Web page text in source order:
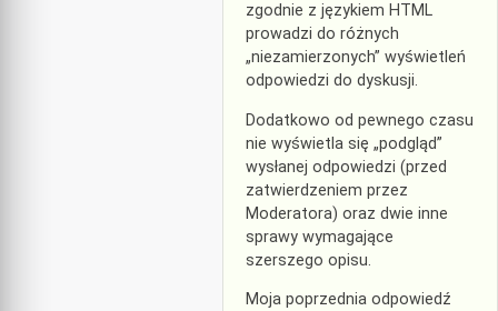
zgodnie z językiem HTML
prowadzi do różnych
„niezamierzonych” wyświetleń
odpowiedzi do dyskusji.
Dodatkowo od pewnego czasu
nie wyświetla się „podgląd”
wysłanej odpowiedzi (przed
zatwierdzeniem przez
Moderatora) oraz dwie inne
sprawy wymagające
szerszego opisu.
Moja poprzednia odpowiedź